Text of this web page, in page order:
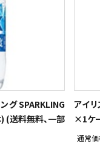
グ SPARKLING
料無料、一部
アイ
×1ケ
通常